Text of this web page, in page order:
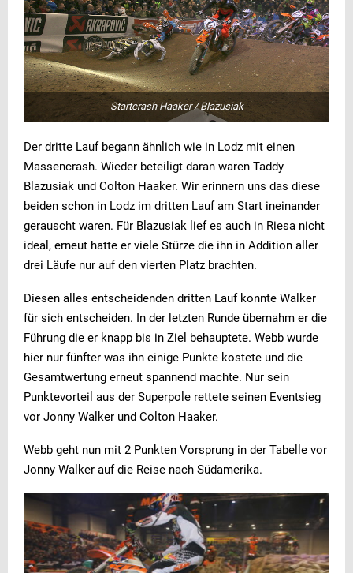
Startcrash Haaker / Blazusiak
Der dritte Lauf begann ähnlich wie in Lodz mit einen
Massencrash. Wieder beteiligt daran waren Taddy
Blazusiak und Colton Haaker. Wir erinnern uns das diese
beiden schon in Lodz im dritten Lauf am Start ineinander
gerauscht waren. Für Blazusiak lief es auch in Riesa nicht
ideal, erneut hatte er viele Stürze die ihn in Addition aller
drei Läufe nur auf den vierten Platz brachten.
Diesen alles entscheidenden dritten Lauf konnte Walker
für sich entscheiden. In der letzten Runde übernahm er die
Führung die er knapp bis in Ziel behauptete. Webb wurde
hier nur fünfter was ihn einige Punkte kostete und die
Gesamtwertung erneut spannend machte. Nur sein
Punktevorteil aus der Superpole rettete seinen Eventsieg
vor Jonny Walker und Colton Haaker.
Webb geht nun mit 2 Punkten Vorsprung in der Tabelle vor
Jonny Walker auf die Reise nach Südamerika.